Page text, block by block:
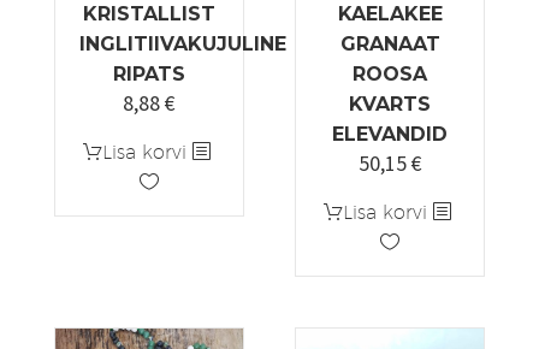
KRISTALLIST
INGLITIIVAKUJULINE
RIPATS
8,88€
Lisa korvi
KAELAKEE
GRANAAT
ROOSA
KVARTS
ELEVANDID
Algne
oli:
59,00 €.
50,15€Praegune
on:
Lisa korvi